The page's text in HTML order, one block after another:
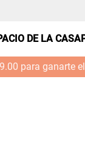
DE LA CASA
para ganarte